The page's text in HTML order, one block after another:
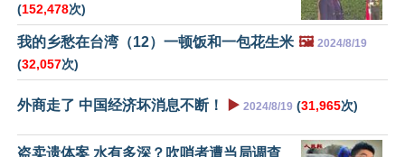
(152,478次)
我的乡愁在台湾（12）一顿饭和一包花生米 🖼️ 2024/8/19
(32,057次)
外商走了 中国经济坏消息不断！ ▶️ 2024/8/19 (31,965次)
盗卖遗体案 水有多深？吹哨者遭当局调查